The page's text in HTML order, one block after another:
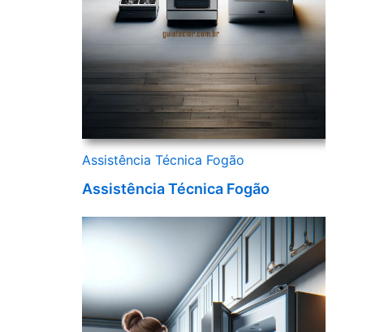
Assistência Técnica Fogão
Assistência Técnica Fogão